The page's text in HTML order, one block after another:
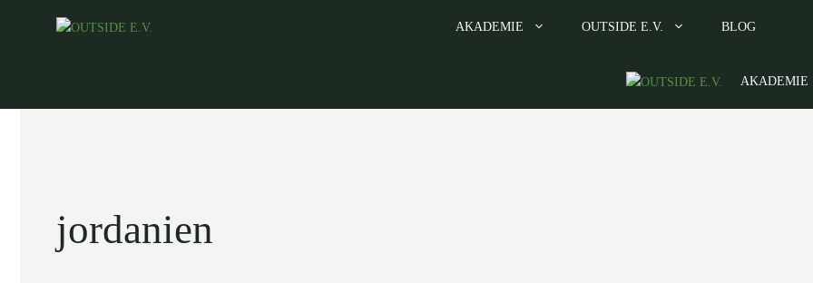
AKADEMIE OUTSIDE E.V. BLOG
AKADEMIE
jordanien